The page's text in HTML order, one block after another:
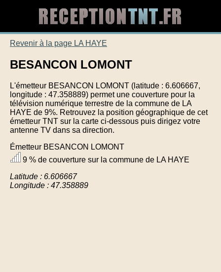
Revenir à la page LA HAYE
BESANCON LOMONT
L'émetteur BESANCON LOMONT (latitude : 6.606667,
longitude : 47.358889) permet une couverture pour la
télévision numérique terrestre de la commune de LA
HAYE de 9%. Retrouvez la position géographique de cet
émetteur TNT sur la carte ci-dessous puis dirigez votre
antenne TV dans sa direction.
Émetteur BESANCON LOMONT
9 % de couverture sur la commune de LA HAYE
Latitude : 6.606667
Longitude : 47.358889